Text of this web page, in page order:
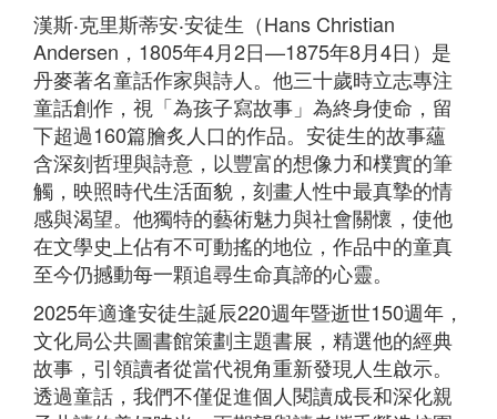
漢斯‧克里斯蒂安‧安徒生（Hans Christian
Andersen，1805年4月2日—1875年8月4日）是
丹麥著名童話作家與詩人。他三十歲時立志專注
童話創作，視「為孩子寫故事」為終身使命，留
下超過160篇膾炙人口的作品。安徒生的故事蘊
含深刻哲理與詩意，以豐富的想像力和樸實的筆
觸，映照時代生活面貌，刻畫人性中最真摯的情
感與渴望。他獨特的藝術魅力與社會關懷，使他
在文學史上佔有不可動搖的地位，作品中的童真
至今仍撼動每一顆追尋生命真諦的心靈。
2025年適逢安徒生誕辰220週年暨逝世150週年，
文化局公共圖書館策劃主題書展，精選他的經典
故事，引領讀者從當代視角重新發現人生啟示。
透過童話，我們不僅促進個人閱讀成長和深化親